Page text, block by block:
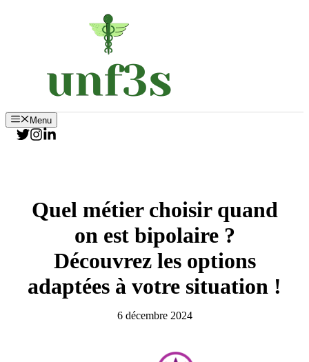
Menu
Quel métier choisir quand
on est bipolaire ?
Découvrez les options
adaptées à votre situation !
6 décembre 2024